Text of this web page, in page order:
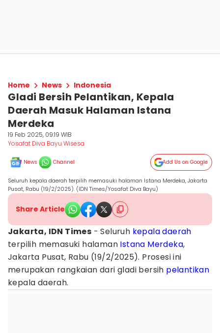
Home News Indonesia
Gladi Bersih Pelantikan, Kepala
Daerah Masuk Halaman Istana
Merdeka
19 Feb 2025, 09:19 WIB
Yosafat Diva Bayu Wisesa
News Channel Add Us on Google
Seluruh kepala daerah terpilih memasuki halaman Istana Merdeka, Jakarta
Pusat, Rabu (19/2/2025). (IDN Times/Yosafat Diva Bayu)
Share Article
Jakarta, IDN Times - Seluruh kepala daerah
terpilih memasuki halaman Istana Merdeka,
Jakarta Pusat, Rabu (19/2/2025). Prosesi ini
merupakan rangkaian dari gladi bersih pelantikan
kepala daerah.